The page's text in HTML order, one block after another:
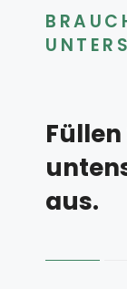
aus.